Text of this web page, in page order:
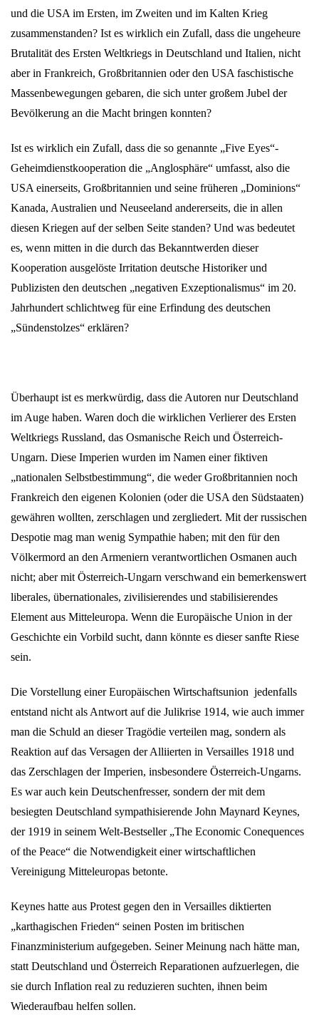
und die USA im Ersten, im Zweiten und im Kalten Krieg
zusammenstanden? Ist es wirklich ein Zufall, dass die ungeheure
Brutalität des Ersten Weltkriegs in Deutschland und Italien, nicht
aber in Frankreich, Großbritannien oder den USA faschistische
Massenbewegungen gebaren, die sich unter großem Jubel der
Bevölkerung an die Macht bringen konnten?
Ist es wirklich ein Zufall, dass die so genannte „Five Eyes“-
Geheimdienstkooperation die „Anglosphäre“ umfasst, also die
USA einerseits, Großbritannien und seine früheren „Dominions“
Kanada, Australien und Neuseeland andererseits, die in allen
diesen Kriegen auf der selben Seite standen? Und was bedeutet
es, wenn mitten in die durch das Bekanntwerden dieser
Kooperation ausgelöste Irritation deutsche Historiker und
Publizisten den deutschen „negativen Exzeptionalismus“ im 20.
Jahrhundert schlichtweg für eine Erfindung des deutschen
„Sündenstolzes“ erklären?
Überhaupt ist es merkwürdig, dass die Autoren nur Deutschland
im Auge haben. Waren doch die wirklichen Verlierer des Ersten
Weltkriegs Russland, das Osmanische Reich und Österreich-
Ungarn. Diese Imperien wurden im Namen einer fiktiven
„nationalen Selbstbestimmung“, die weder Großbritannien noch
Frankreich den eigenen Kolonien (oder die USA den Südstaaten)
gewähren wollten, zerschlagen und zergliedert. Mit der russischen
Despotie mag man wenig Sympathie haben; mit den für den
Völkermord an den Armeniern verantwortlichen Osmanen auch
nicht; aber mit Österreich-Ungarn verschwand ein bemerkenswert
liberales, übernationales, zivilisierendes und stabilisierendes
Element aus Mitteleuropa. Wenn die Europäische Union in der
Geschichte ein Vorbild sucht, dann könnte es dieser sanfte Riese
sein.
Die Vorstellung einer Europäischen Wirtschaftsunion jedenfalls
entstand nicht als Antwort auf die Julikrise 1914, wie auch immer
man die Schuld an dieser Tragödie verteilen mag, sondern als
Reaktion auf das Versagen der Alliierten in Versailles 1918 und
das Zerschlagen der Imperien, insbesondere Österreich-Ungarns.
Es war auch kein Deutschenfresser, sondern der mit dem
besiegten Deutschland sympathisierende John Maynard Keynes,
der 1919 in seinem Welt-Bestseller „The Economic Conequences
of the Peace“ die Notwendigkeit einer wirtschaftlichen
Vereinigung Mitteleuropas betonte.
Keynes hatte aus Protest gegen den in Versailles diktierten
„karthagischen Frieden“ seinen Posten im britischen
Finanzministerium aufgegeben. Seiner Meinung nach hätte man,
statt Deutschland und Österreich Reparationen aufzuerlegen, die
sie durch Inflation real zu reduzieren suchten, ihnen beim
Wiederaufbau helfen sollen.